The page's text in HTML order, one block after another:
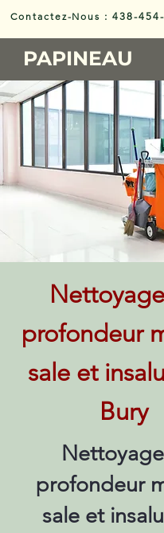
Contactez-Nous :438-
PAPINEAU
profondeur
sale et
Bury
profondeur
sale et